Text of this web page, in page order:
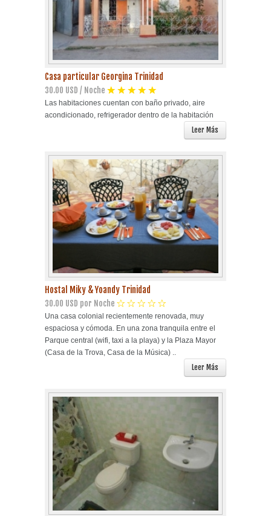
Casa particular Georgina Trinidad
30.00 USD / Noche
Las habitaciones cuentan con baño privado, aire
acondicionado, refrigerador dentro de la habitación
Leer Más
Hostal Miky & Yoandy Trinidad
30.00 USD por Noche
Una casa colonial recientemente renovada, muy
espaciosa y cómoda. En una zona tranquila entre el
Parque central (wifi, taxi a la playa) y la Plaza Mayor
(Casa de la Trova, Casa de la Música) ..
Leer Más